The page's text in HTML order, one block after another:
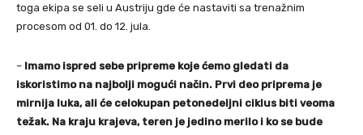
toga ekipa se seli u Austriju gde će nastaviti sa trenažnim
procesom od 01. do 12. jula.
– Imamo ispred sebe pripreme koje ćemo gledati da
iskoristimo na najbolji mogući način. Prvi deo priprema je
mirnija luka, ali će celokupan petonedeljni ciklus biti veoma
težak. Na kraju krajeva, teren je jedino merilo i ko se bude